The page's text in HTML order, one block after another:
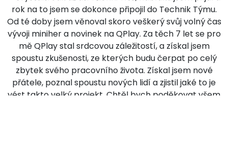
rok na to jsem se dokonce připojil do Technik Týmu.
Od té doby jsem věnoval skoro veškerý svůj volný čas
vývoji miniher a novinek na QPlay. Za těch 7 let se pro
mě QPlay stal srdcovou záležitostí, a získal jsem
spoustu zkušenosti, ze kterých budu čerpat po celý
zbytek svého pracovního života. Získal jsem nové
přátele, poznal spoustu nových lidí a zjistil jaké to je
vést takto velký projekt. Chtěl bych poděkovat všem